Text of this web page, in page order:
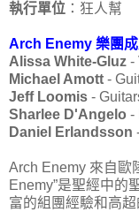
執行單位 ：狂人幫
Arch Enemy 樂團
Alissa White-Gluz -
Michael Amott -
Jeff Loomis -
Sharlee D'Angelo -
Daniel Erlandsson
Arch Enemy 來自歐
Enemy”是聖經中的
富的組團經驗和高